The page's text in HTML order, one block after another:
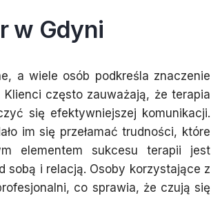
w Gdyni
a wiele osób podkreśla znaczenie
często zauważają, że terapia
się efektywniejszej komunikacji.
im się przełamać trudności, które
elementem sukcesu terapii jest
sobą i relacją. Osoby korzystające z
co sprawia, że czują się